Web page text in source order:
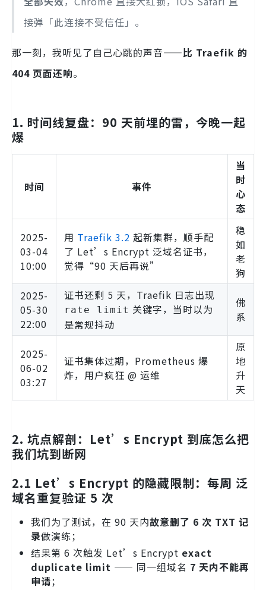
接弹「此连接不受信任」。
那一刻，我听见了自己心跳的声音——比 Traefik 的
404 页面还响。
1. 时间线复盘：90 天前埋的雷，今晚一起
爆
时间 事件
当
时
心
态
2025-
03-04
10:00
用 Traefik 3.2 起新集群，顺手配
了 Let’s Encrypt 泛域名证书，
觉得“90 天后再说”
稳
如
老
狗
2025-
05-30
22:00
证书还剩 5 天，Traefik 日志出现
rate limit 关键字，当时以为
是常规抖动
佛
系
2025-
06-02
03:27
证书集体过期，Prometheus 爆
炸，用户疯狂 @ 运维
原
地
升
天
2. 坑点解剖：Let’s Encrypt 到底怎么把
我们坑到断网
2.1 Let’s Encrypt 的隐藏限制：每周 泛
域名重复验证 5 次
我们为了测试，在 90 天内故意删了 6 次 TXT 记
录做演练；
结果第 6 次触发 Let’s Encrypt exact
duplicate limit —— 同一组域名 7 天内不能再
申请；